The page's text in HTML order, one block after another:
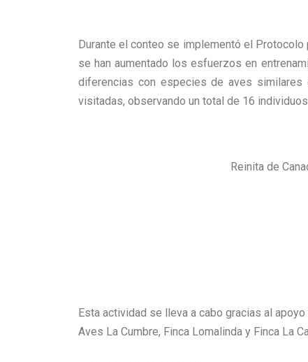
Durante el conteo se implementó el
se han aumentado los esfuerzos en
diferencias con especies de aves
visitadas, observando un total de 16
Reinita de
Esta actividad se lleva a cabo gracias al
Aves La Cumbre, Finca Lomalinda y Finca La